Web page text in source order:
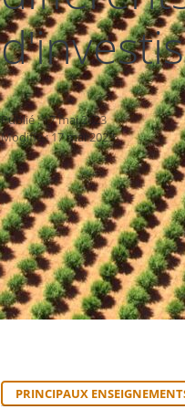
Publié : 17 mai 2023
Modifié : 17 mai 2023
PRINCIPAUX